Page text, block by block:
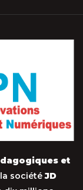
et
la sociétéJD